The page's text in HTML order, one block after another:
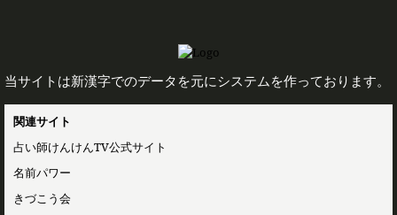
当サイトは新漢字でのデータを元にシステムを作っております。
関連サイト
占い師けんけんTV公式サイト
名前パワー
きづこう会